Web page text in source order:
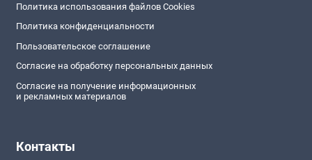
Политика использования файлов Cookies
Политика конфиденциальности
Пользовательское соглашение
Согласие на обработку персональных данных
Согласие на получение информационных
и рекламных материалов
Контакты